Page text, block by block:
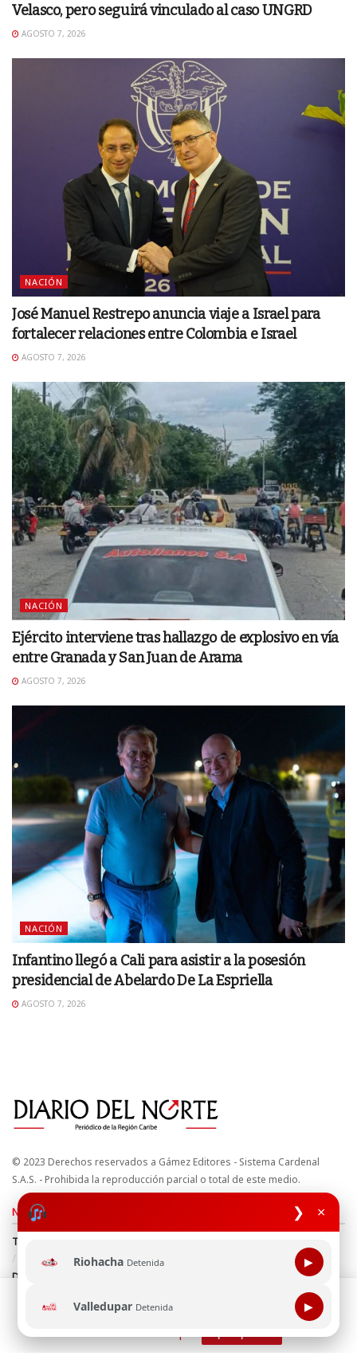
❯ ×
Riohacha Detenida ▶
Valledupar Detenida ▶
Velasco, pero seguirá vinculado al caso UNGRD
AGOSTO 7, 2026
NACIÓN
José Manuel Restrepo anuncia viaje a Israel para
fortalecer relaciones entre Colombia e Israel
AGOSTO 7, 2026
NACIÓN
Ejército interviene tras hallazgo de explosivo en vía
entre Granada y San Juan de Arama
AGOSTO 7, 2026
NACIÓN
Infantino llegó a Cali para asistir a la posesión
presidencial de Abelardo De La Espriella
AGOSTO 7, 2026
© 2023 Derechos reservados a Gámez Editores - Sistema Cardenal
S.A.S. - Prohibida la reproducción parcial o total de este medio.
Nuestros sitios
Términos y Condiciones
Política de uso de cookies
Política de Tratamiento de Datos
Directrices Editoriales
Esta página web usa cookie para mejorar tu experiencia de
navegación, al continuar aceptas nuestra política de uso de